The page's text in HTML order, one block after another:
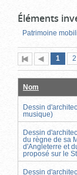
Éléments
Patrimoine
pageprécédente
Page
1 (page
2
Nom
Dessin
musique)
Dessin
du règne de sa
d'Angleterre et
proposé sur le
Dessin